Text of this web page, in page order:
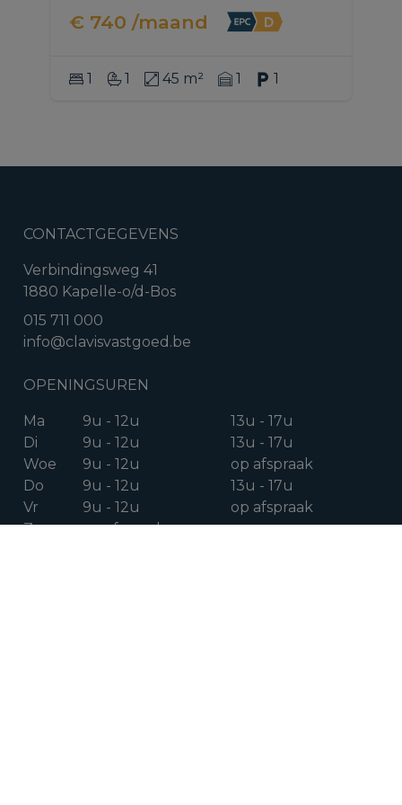
€ 740 /maand
1 1 45 m² 1 1
CONTACTGEGEVENS
Verbindingsweg 41
1880 Kapelle-o/d-Bos
015 711 000
info@clavisvastgoed.be
OPENINGSUREN
Ma 9u - 12u
13u - 17u
Di
9u - 12u
13u - 17u
Woe
9u - 12u
op afspraak
Do
9u - 12u
13u - 17u
Vr
9u - 12u
op afspraak
Za
op afspraak